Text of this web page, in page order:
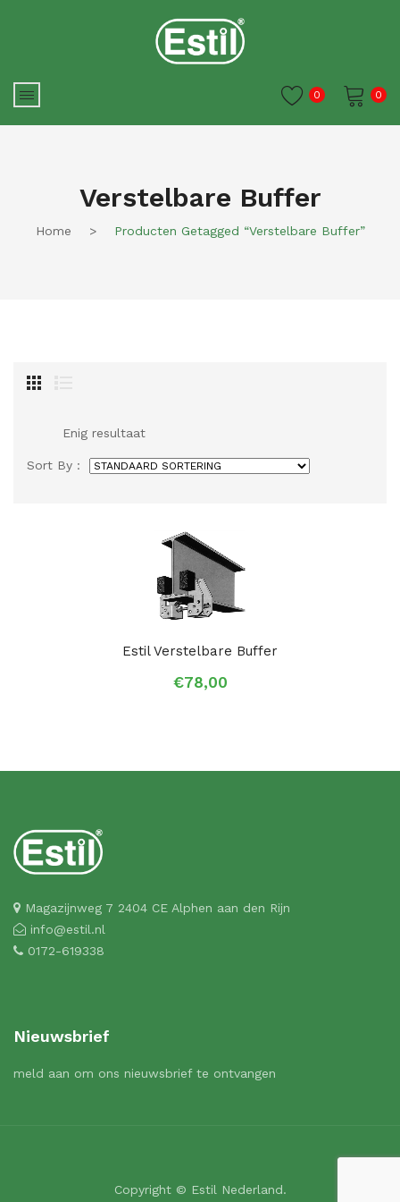
0
0
Verstelbare Buffer
Home > Producten Getagged “verstelbare Buffer”
Enig resultaat
Sort By :
Estil Verstelbare Buffer
€78,00
Magazijnweg 7 2404 CE Alphen aan den Rijn
info@estil.nl
0172-619338
Nieuwsbrief
meld aan om ons nieuwsbrief te ontvangen
Copyright © Estil Nederland.